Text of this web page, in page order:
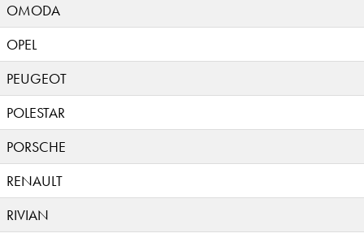
OMODA
OPEL
PEUGEOT
POLESTAR
PORSCHE
RENAULT
RIVIAN